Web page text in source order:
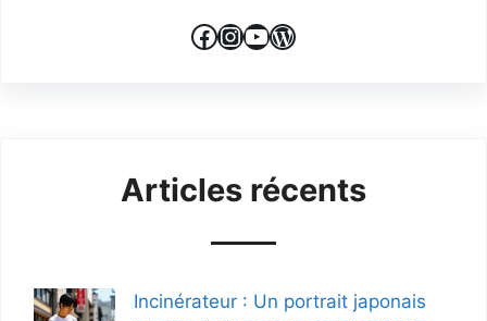
Facebook
Instagram
YouTube
WordPress
Articles récents
Incinérateur : Un portrait japonais